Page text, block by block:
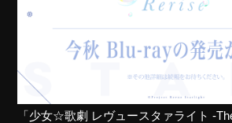
「少女☆歌劇 レヴュースタァライト -